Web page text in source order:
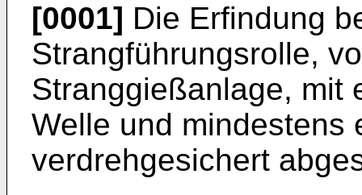
[0001] Die Erfindung
Strangführungsrolle,
Stranggießanlage, mit
Welle und mindestens
verdrehgesichert